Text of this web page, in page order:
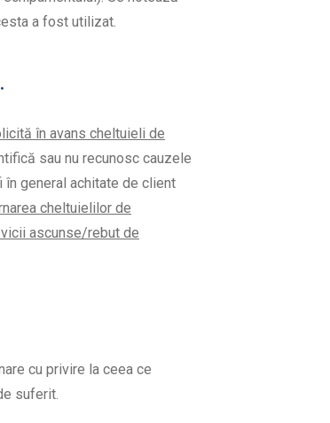
a fost utilizat.
în avans cheltuieli de
sau nu recunosc cauzele
general achitate de client
cheltuielilor de
ascunse/rebut de
cu privire la ceea ce
suferit.